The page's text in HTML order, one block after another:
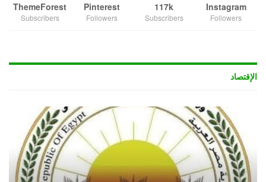
Instagram
Followers
117k
Subscribers
Pinterest
Followers
ThemeForest
Subscribers
الإقتصاد